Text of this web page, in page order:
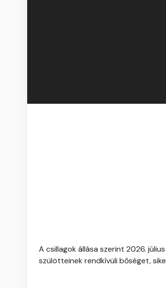
A csillagok állása szerint 2026.
szülötteinek rendkívüli bőséget,